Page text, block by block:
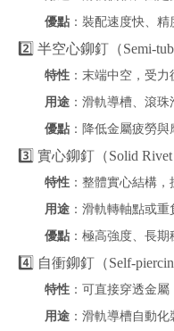
優點 ：裝配速度快、精
2️⃣ 半空心鉚釘（Semi-
特性 ：末端中空，受力
用途 ：滑軌導槽、滾珠
優點 ：降低金屬疲勞與
3️⃣ 實心鉚釘（Solid Rivet
特性 ：整體實心結構，
用途 ：滑軌轉軸點或重
優點 ：極高強度、長期
4️⃣ 自衝鉚釘（Self-
特性 ：可直接穿透金屬
用途 ：滑軌導槽自動化